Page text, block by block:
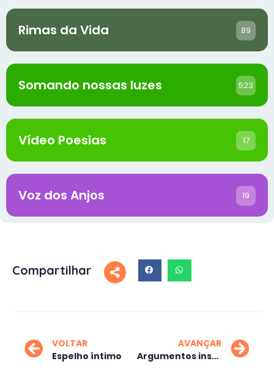
Rimas da Vida 89
Somando nossas luzes 523
Vídeo Poesias 17
Voz dos Anjos 19
Compartilhar
VOLTAR
Espelho íntimo
AVANÇAR
Argumentos insólidos